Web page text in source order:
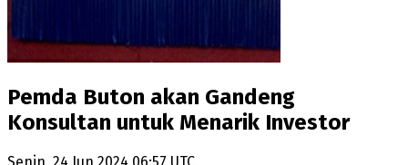
Pemda Buton akan Gandeng
Konsultan untuk Menarik Investor